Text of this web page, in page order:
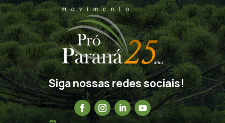
Siga nossas redes sociais!